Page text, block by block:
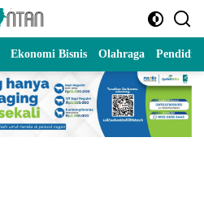
Ekonomi Bisnis Olahraga